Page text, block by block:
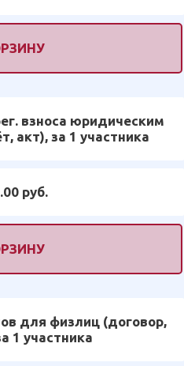
взноса юридическим
акт), за 1 участника
руб.
для физлиц (договор,
1 участника